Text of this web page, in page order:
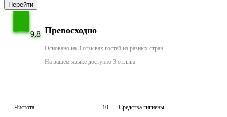
Перейти
9,8 Превосходно
Основано на 3 отзывах гостей из разных стран.
На вашем языке доступно 3 отзыва
Чистота 10 Средства гигиены